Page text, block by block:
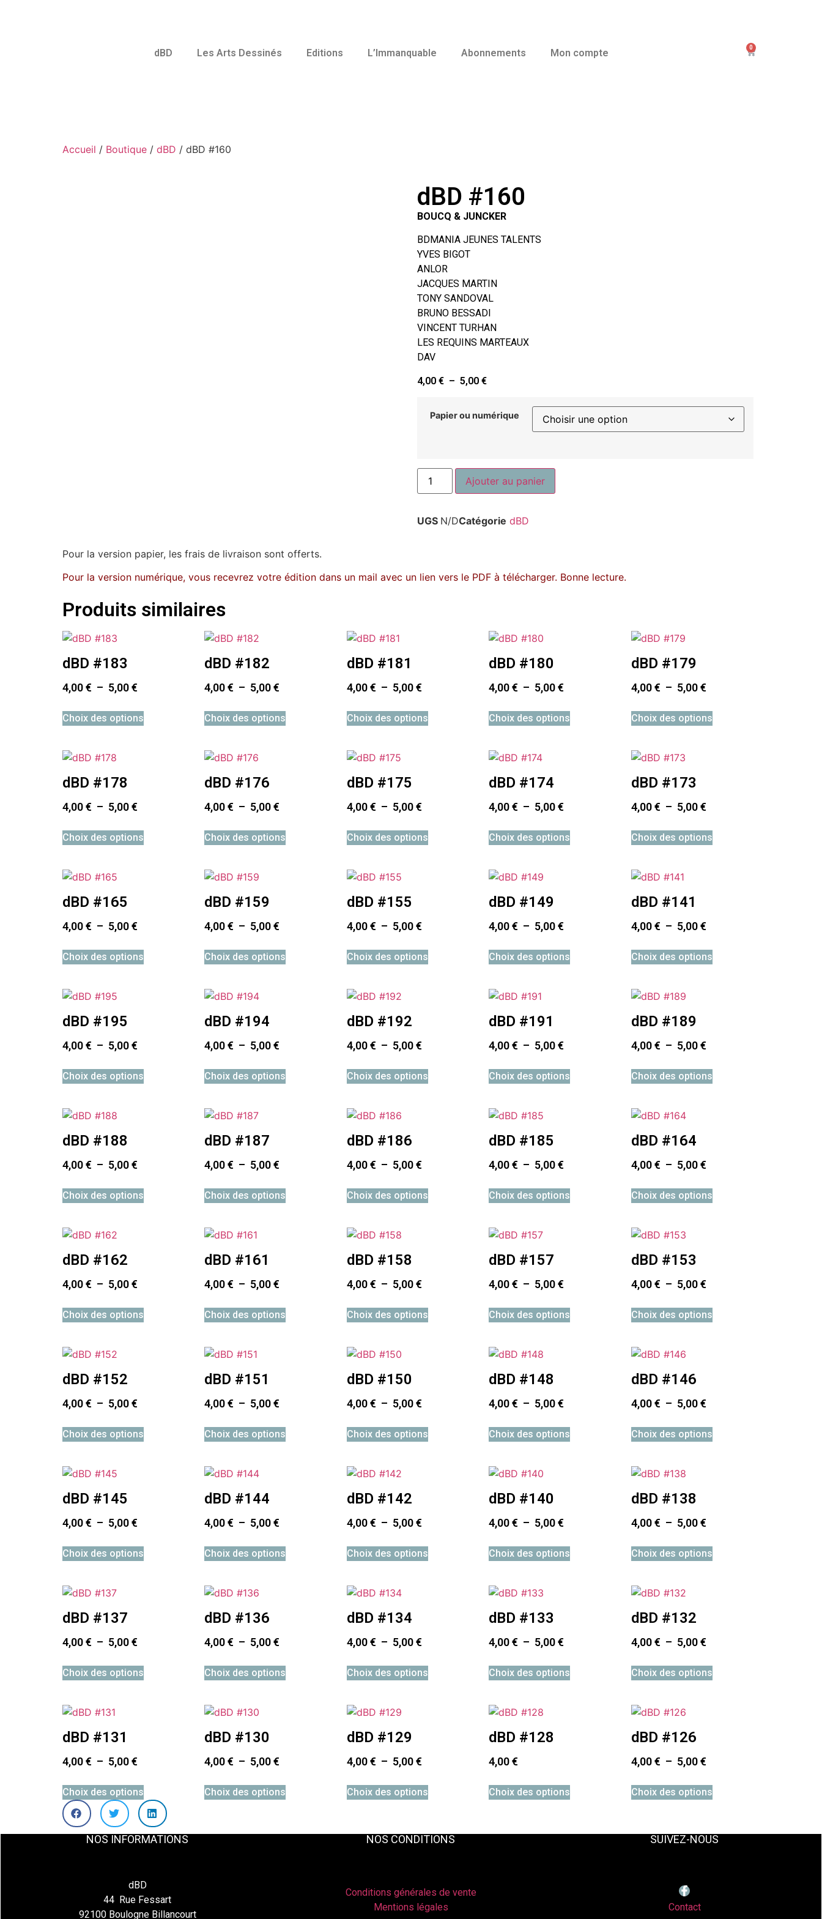
dBD Les Arts Dessinés Editions L’Immanquable Abonnements Mon compte 0
Accueil / Boutique / dBD / dBD #160
dBD #160
BOUCQ & JUNCKER
BDMANIA JEUNES TALENTS
YVES BIGOT
ANLOR
JACQUES MARTIN
TONY SANDOVAL
BRUNO BESSADI
VINCENT TURHAN
LES REQUINS MARTEAUX
DAV
4,00 € – 5,00 €
Papier ou numérique
Ajouter au panier
UGS N/DCatégorie dBD
Pour la version papier, les frais de livraison sont offerts.
Pour la version numérique, vous recevrez votre édition dans un mail avec un lien vers le PDF à télécharger. Bonne lecture.
Produits similaires
dBD #183
4,00€ – 5,00€
Choix des options
dBD #182
4,00€ – 5,00€
Choix des options
dBD #181
4,00€ – 5,00€
Choix des options
dBD #180
4,00€ – 5,00€
Choix des options
dBD #179
4,00€ – 5,00€
Choix des options
dBD #178
4,00€ – 5,00€
Choix des options
dBD #176
4,00€ – 5,00€
Choix des options
dBD #175
4,00€ – 5,00€
Choix des options
dBD #174
4,00€ – 5,00€
Choix des options
dBD #173
4,00€ – 5,00€
Choix des options
dBD #165
4,00€ – 5,00€
Choix des options
dBD #159
4,00€ – 5,00€
Choix des options
dBD #155
4,00€ – 5,00€
Choix des options
dBD #149
4,00€ – 5,00€
Choix des options
dBD #141
4,00€ – 5,00€
Choix des options
dBD #195
4,00€ – 5,00€
Choix des options
dBD #194
4,00€ – 5,00€
Choix des options
dBD #192
4,00€ – 5,00€
Choix des options
dBD #191
4,00€ – 5,00€
Choix des options
dBD #189
4,00€ – 5,00€
Choix des options
dBD #188
4,00€ – 5,00€
Choix des options
dBD #187
4,00€ – 5,00€
Choix des options
dBD #186
4,00€ – 5,00€
Choix des options
dBD #185
4,00€ – 5,00€
Choix des options
dBD #164
4,00€ – 5,00€
Choix des options
dBD #162
4,00€ – 5,00€
Choix des options
dBD #161
4,00€ – 5,00€
Choix des options
dBD #158
4,00€ – 5,00€
Choix des options
dBD #157
4,00€ – 5,00€
Choix des options
dBD #153
4,00€ – 5,00€
Choix des options
dBD #152
4,00€ – 5,00€
Choix des options
dBD #151
4,00€ – 5,00€
Choix des options
dBD #150
4,00€ – 5,00€
Choix des options
dBD #148
4,00€ – 5,00€
Choix des options
dBD #146
4,00€ – 5,00€
Choix des options
dBD #145
4,00€ – 5,00€
Choix des options
dBD #144
4,00€ – 5,00€
Choix des options
dBD #142
4,00€ – 5,00€
Choix des options
dBD #140
4,00€ – 5,00€
Choix des options
dBD #138
4,00€ – 5,00€
Choix des options
dBD #137
4,00€ – 5,00€
Choix des options
dBD #136
4,00€ – 5,00€
Choix des options
dBD #134
4,00€ – 5,00€
Choix des options
dBD #133
4,00€ – 5,00€
Choix des options
dBD #132
4,00€ – 5,00€
Choix des options
dBD #131
4,00€ – 5,00€
Choix des options
dBD #130
4,00€ – 5,00€
Choix des options
dBD #129
4,00€ – 5,00€
Choix des options
dBD #128
4,00€
Choix des options
dBD #126
4,00€ – 5,00€
Choix des options
NOS INFORMATIONS
dBD
44 Rue Fessart
92100 Boulogne Billancourt
NOS CONDITIONS
Conditions générales de vente
Mentions légales
SUIVEZ-NOUS
Contact